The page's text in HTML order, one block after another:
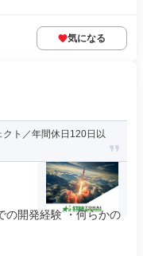
気になる
ト／年間休日120日以
の開発経験 ・何らかの